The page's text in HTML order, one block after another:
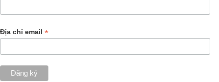
Địa chỉ email *